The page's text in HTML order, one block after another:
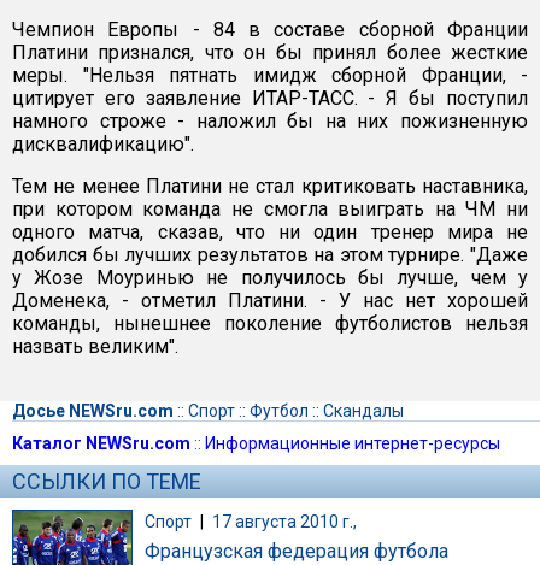
Чемпион Европы - 84 в составе сборной Франции
Платини признался, что он бы принял более жесткие
меры. "Нельзя пятнать имидж сборной Франции, -
цитирует его заявление ИТАР-ТАСС. - Я бы поступил
намного строже - наложил бы на них пожизненную
дисквалификацию".
Тем не менее Платини не стал критиковать наставника,
при котором команда не смогла выиграть на ЧМ ни
одного матча, сказав, что ни один тренер мира не
добился бы лучших результатов на этом турнире. "Даже
у Жозе Моуринью не получилось бы лучше, чем у
Доменека, - отметил Платини. - У нас нет хорошей
команды, нынешнее поколение футболистов нельзя
назвать великим".
Досье NEWSru.com :: Спорт:: Футбол :: Скандалы
Каталог NEWSru.com :: Информационные интернет-ресурсы
ССЫЛКИ ПО ТЕМЕ
Спорт | 17 августа 2010 г.,
Французская федерация футбола